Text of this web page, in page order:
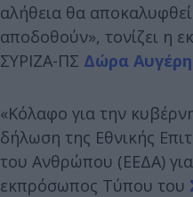
αλήθεια θα
αποδοθούν», τονίζει η
ΣΥΡΙΖΑ-ΠΣ Δώρα Αυγέρη
«Κόλαφο για την
δήλωση της Εθνικής
του Ανθρώπου (ΕΕΔΑ)
εκπρόσωπος Τύπου του